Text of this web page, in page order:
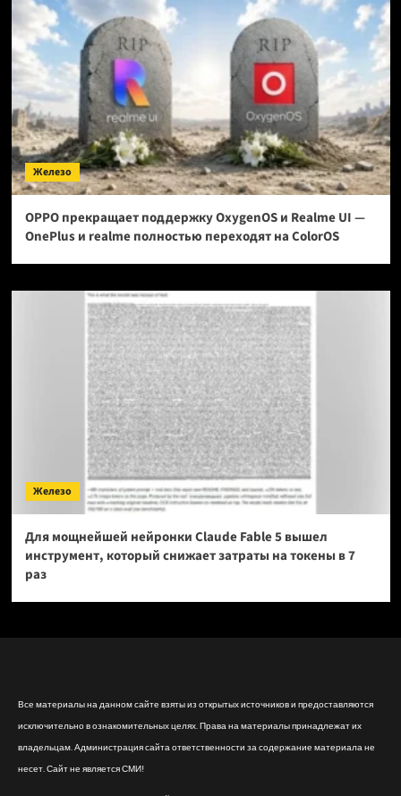
Железо
OPPO прекращает поддержку OxygenOS и Realme UI —
OnePlus и realme полностью переходят на ColorOS
Железо
Для мощнейшей нейронки Claude Fable 5 вышел
инструмент, который снижает затраты на токены в 7
раз
Все материалы на данном сайте взяты из открытых источников и предоставляются
исключительно в ознакомительных целях. Права на материалы принадлежат их
владельцам. Администрация сайта ответственности за содержание материала не
несет. Сайт не является СМИ!